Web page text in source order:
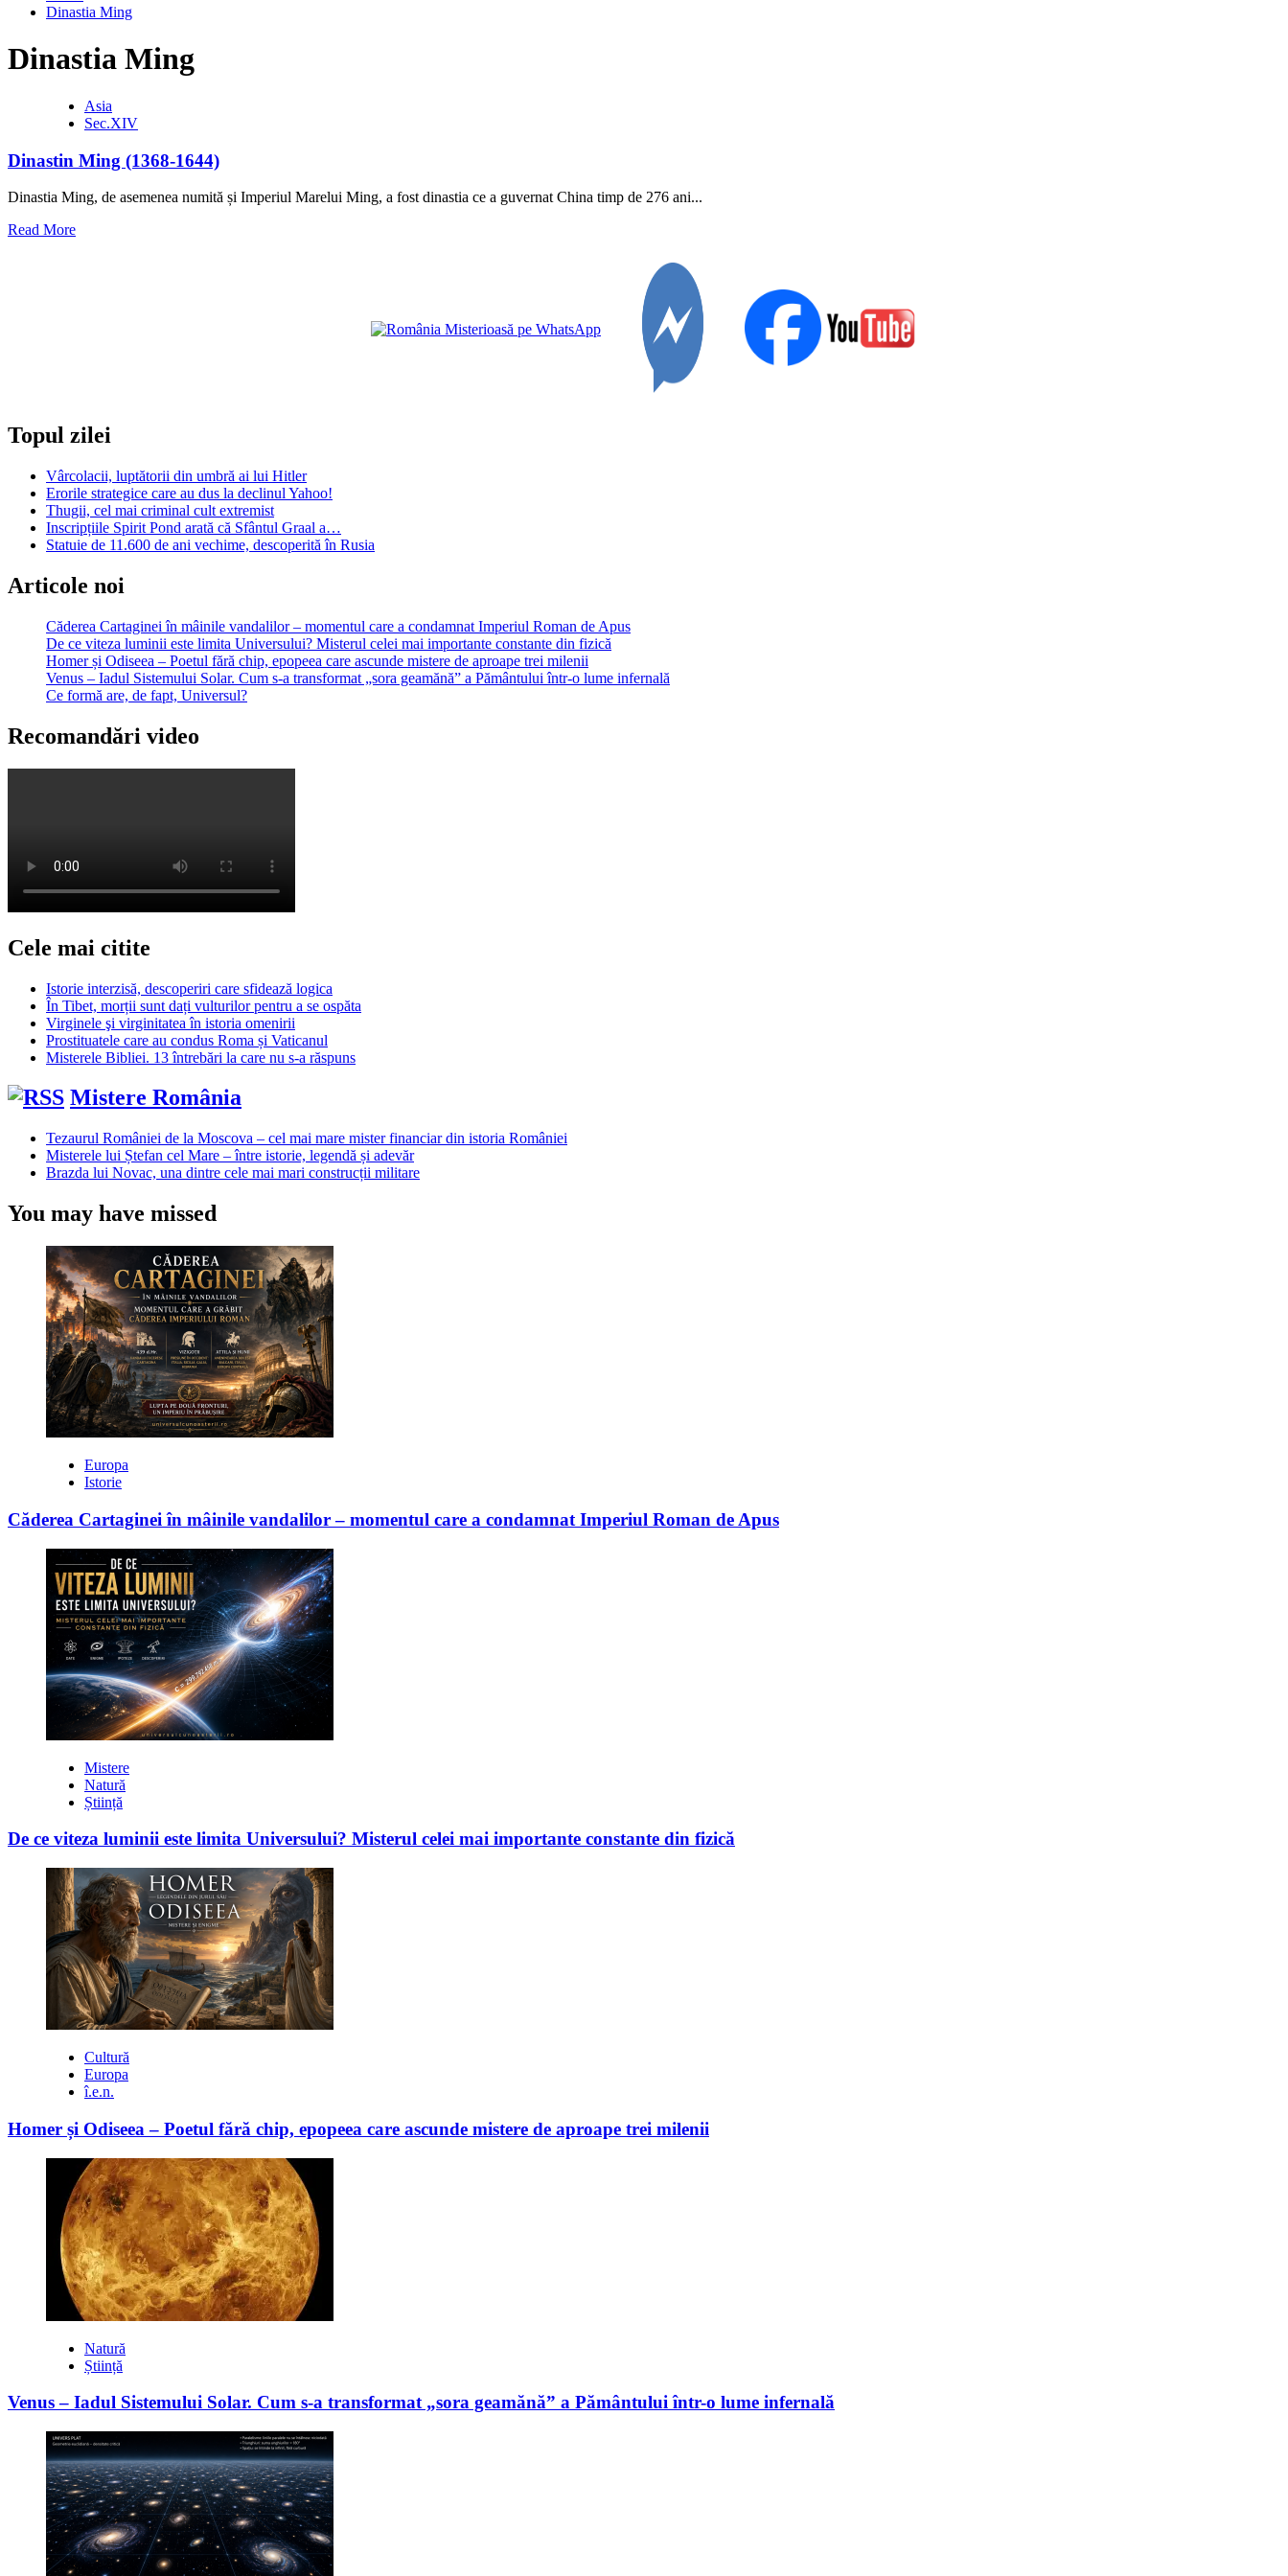
Dinastia Ming
Dinastia Ming
Asia
Sec.XIV
Dinastin Ming (1368-1644)
Dinastia Ming, de asemenea numită și Imperiul Marelui Ming, a fost dinastia ce a guvernat China timp de 276 ani...
Read MoreRead
Topul zilei
Vârcolacii, luptătorii din umbră ai lui Hitler
Erorile strategice care au dus la declinul Yahoo!
Thugii, cel mai criminal cult extremist
Inscripțiile Spirit Pond arată că Sfântul Graal a…
Statuie de 11.600 de ani vechime, descoperită în Rusia
Articole noi
Căderea Cartaginei în mâinile vandalilor – momentul care a condamnat Imperiul Roman de Apus
De ce viteza luminii este limita Universului? Misterul celei mai importante constante din fizică
Homer și Odiseea – Poetul fără chip, epopeea care ascunde mistere de aproape trei milenii
Venus – Iadul Sistemului Solar. Cum s-a transformat „sora geamănă” a Pământului într-o lume infernală
Ce formă are, de fapt, Universul?
Recomandări video
Cele mai citite
Istorie interzisă, descoperiri care sfidează logica
În Tibet, morții sunt dați vulturilor pentru a se ospăta
Virginele şi virginitatea în istoria omenirii
Prostituatele care au condus Roma și Vaticanul
Misterele Bibliei. 13 întrebări la care nu s-a răspuns
Mistere România
Tezaurul României de la Moscova – cel mai mare mister financiar din istoria României
Misterele lui Ștefan cel Mare – între istorie, legendă și adevăr
Brazda lui Novac, una dintre cele mai mari construcții militare
You may have missed
Europa
Istorie
Căderea Cartaginei în mâinile vandalilor – momentul care a condamnat Imperiul Roman de Apus
Mistere
Natură
Știință
De ce viteza luminii este limita Universului? Misterul celei mai importante constante din fizică
Cultură
Europa
î.e.n.
Homer și Odiseea – Poetul fără chip, epopeea care ascunde mistere de aproape trei milenii
Natură
Știință
Venus – Iadul Sistemului Solar. Cum s-a transformat „sora geamănă” a Pământului într-o lume infernală